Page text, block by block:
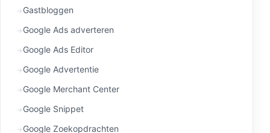
Gastbloggen
Google Ads adverteren
Google Ads Editor
Google Advertentie
Google Merchant Center
Google Snippet
Google Zoekopdrachten